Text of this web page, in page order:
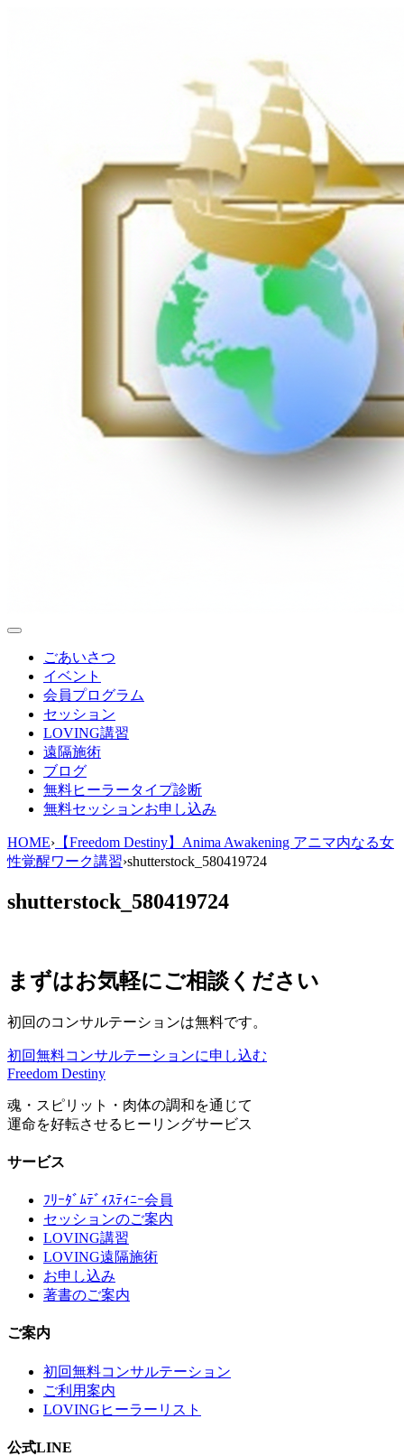
ごあいさつ
イベント
会員プログラム
セッション
LOVING講習
遠隔施術
ブログ
無料ヒーラータイプ診断
無料セッションお申し込み
HOME› 【Freedom Destiny】Anima Awakening アニマ内なる女
性覚醒ワーク講習›shutterstock_580419724
shutterstock_580419724
まずはお気軽にご相談ください
初回のコンサルテーションは無料です。
初回無料コンサルテーションに申し込む
Freedom Destiny
魂・スピリット・肉体の調和を通じて
運命を好転させるヒーリングサービス
サービス
ﾌﾘｰﾀﾞﾑﾃﾞｨｽﾃｨﾆｰ会員
セッションのご案内
LOVING講習
LOVING遠隔施術
お申し込み
著書のご案内
ご案内
初回無料コンサルテーション
ご利用案内
LOVINGヒーラーリスト
公式LINE